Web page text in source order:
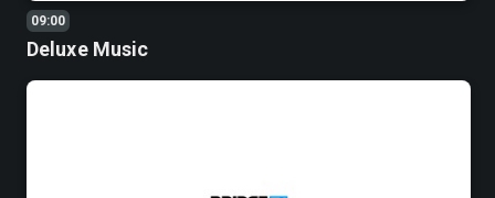
09:00
Deluxe Music